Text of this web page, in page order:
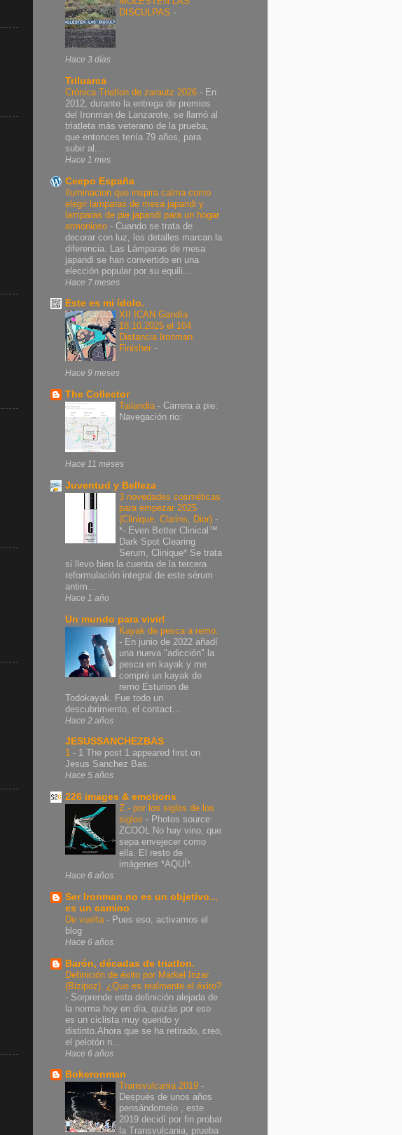
DISCULPAS -
Hace 3 días
Triluarca
Crónica Triatlon de zarautz 2026 - En
2012, durante la entrega de premios
del Ironman de Lanzarote, se llamó al
triatleta más veterano de la prueba,
que entonces tenía 79 años, para
subir al...
Hace 1 mes
Ceepo España
Iluminacion que inspira calma como
elegir lamparas de mesa japandi y
lamparas de pie japandi para un hogar
armonioso - Cuando se trata de
decorar con luz, los detalles marcan la
diferencia. Las Lámparas de mesa
japandi se han convertido en una
elección popular por su equili...
Hace 7 meses
Este es mi ídolo.
XII ICAN Gandía
18.10.2025 el 104
Distancia Ironman
Finisher -
Hace 9 meses
The Collector
Tailandia - Carrera a pie:
Navegación rio:
Hace 11 meses
Juventud y Belleza
3 novedades cosméticas
para empezar 2025
(Clinique, Clarins, Dior) -
*- Even Better Clinical™
Dark Spot Clearing
Serum, Clinique* Se trata
si llevo bien la cuenta de la tercera
reformulación integral de este sérum
antim...
Hace 1 año
Un mundo para vivir!
Kayak de pesca a remo.
- En junio de 2022 añadí
una nueva "adicción" la
pesca en kayak y me
compré un kayak de
remo Esturion de
Todokayak. Fue todo un
descubrimiento, el contact...
Hace 2 años
JESUSSANCHEZBAS
1 - 1 The post 1 appeared first on
Jesus Sanchez Bas.
Hace 5 años
226 images & emotions
Z - por los siglos de los
siglos - Photos source:
ZCOOL No hay vino, que
sepa envejecer como
ella. El resto de
imágenes *AQUÍ*.
Hace 6 años
Ser Ironman no es un objetivo...
es un camino
De vuelta - Pues eso, activamos el
blog
Hace 6 años
Barón, décadas de triatlon.
Definición de éxito por Markel Irizar
(Bizipoz). ¿Que es realmente el éxito?
- Sorprende esta definición alejada de
la norma hoy en día, quizás por eso
es un ciclista muy querido y
distinto.Ahora que se ha retirado, creo,
el pelotón n...
Hace 6 años
Bokeronman
Transvulcania 2019 -
Después de unos años
pensándomelo , este
2019 decidí por fin probar
la Transvulcania, prueba